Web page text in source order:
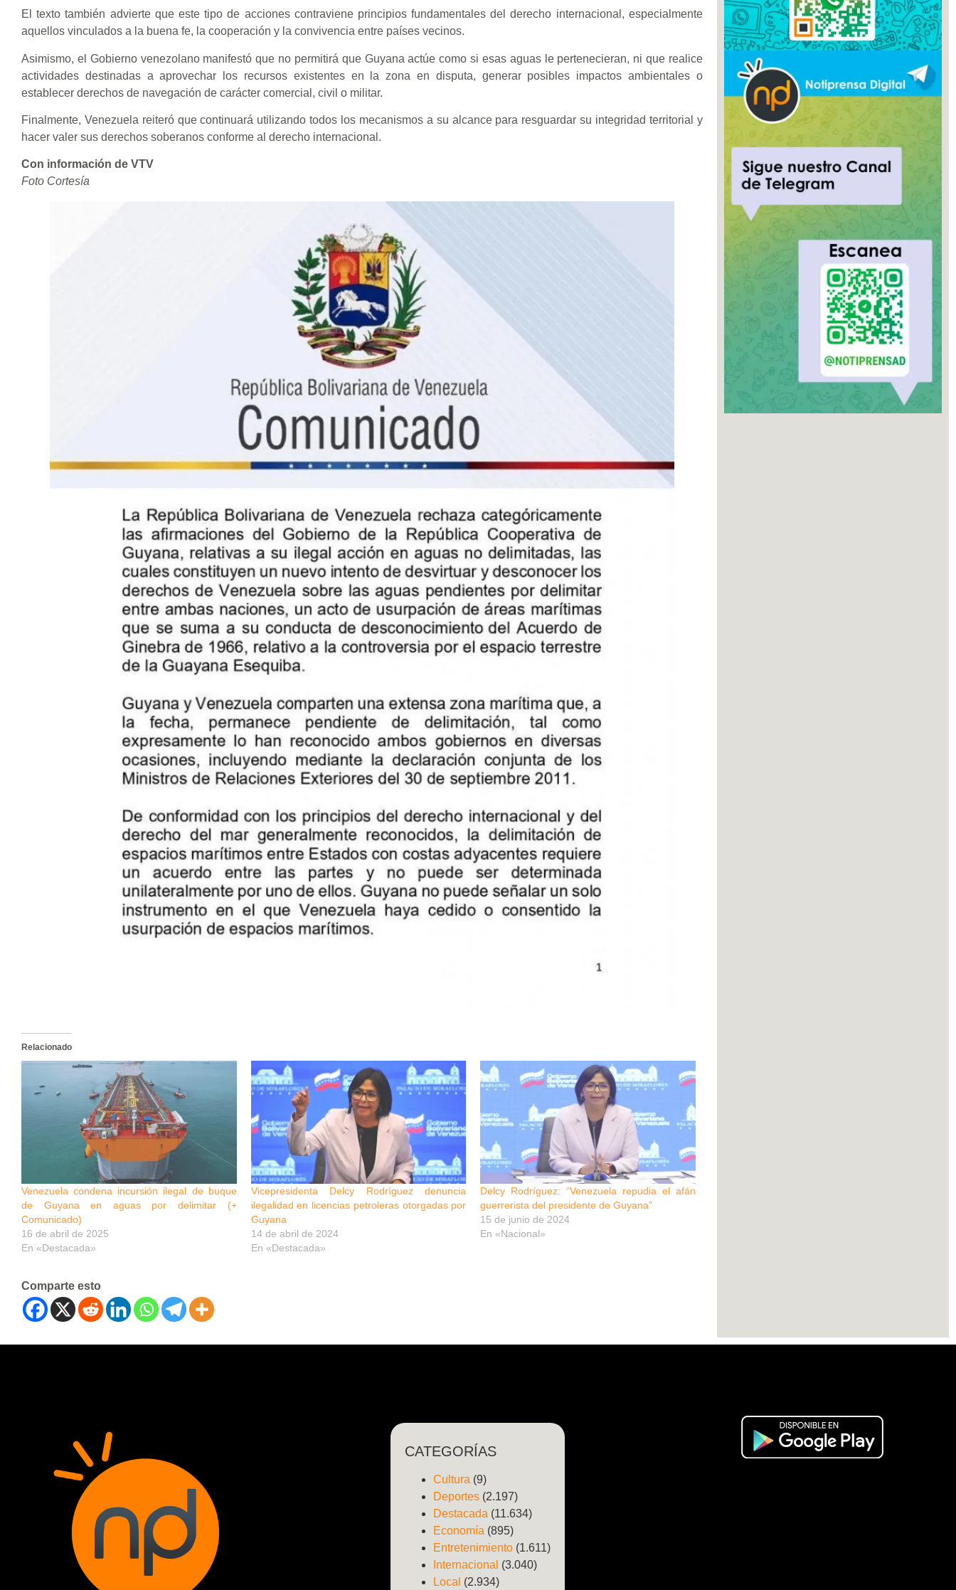
El texto también advierte que este tipo de acciones contraviene principios fundamentales del derecho internacional, especialmente
aquellos vinculados a la buena fe, la cooperación y la convivencia entre países vecinos.
Asimismo, el Gobierno venezolano manifestó que no permitirá que Guyana actúe como si esas aguas le pertenecieran, ni que realice
actividades destinadas a aprovechar los recursos existentes en la zona en disputa, generar posibles impactos ambientales o
establecer derechos de navegación de carácter comercial, civil o militar.
Finalmente, Venezuela reiteró que continuará utilizando todos los mecanismos a su alcance para resguardar su integridad territorial y
hacer valer sus derechos soberanos conforme al derecho internacional.
Con información de VTV
Foto Cortesía
Relacionado
Venezuela condena incursión ilegal de buque
de Guyana en aguas por delimitar (+
Comunicado)
16 de abril de 2025
En «Destacada»
Vicepresidenta Delcy Rodríguez denuncia
ilegalidad en licencias petroleras otorgadas por
Guyana
14 de abril de 2024
En «Destacada»
Delcy Rodríguez: “Venezuela repudia el afán
guerrerista del presidente de Guyana”
15 de junio de 2024
En «Nacional»
Comparte esto
CATEGORÍAS
Cultura (9)
Deportes (2.197)
Destacada (11.634)
Economía (895)
Entretenimiento (1.611)
Internacional (3.040)
Local (2.934)